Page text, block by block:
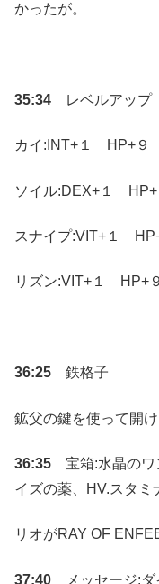
かったが。
35:34 レベルアップ
カイ:INT+１ HP+９
ソイル:DEX+１
スナイプ:VIT+１
リズン:VIT+１ HP+
36:25 鉄格子
鉱父の鍵を使って開け
36:35 宝箱:水晶のワ
イズの薬、HV.スタミ
リオがRAY OF
37:40 メッセージ:ダ